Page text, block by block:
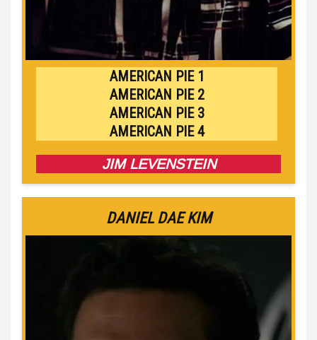
AMERICAN PIE 1
AMERICAN PIE 2
AMERICAN PIE 3
AMERICAN PIE 4
JIM LEVENSTEIN
DANIEL DAE KIM